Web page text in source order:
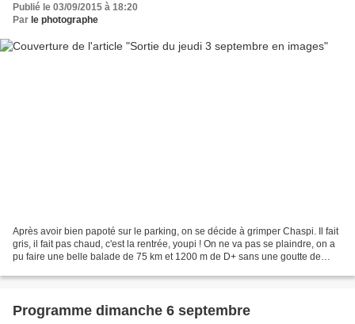
Publié le 03/09/2015 à 18:20
Par le photographe
Après avoir bien papoté sur le parking, on se décide à grimper Chaspi. Il fait
gris, il fait pas chaud, c'est la rentrée, youpi ! On ne va pas se plaindre, on a
pu faire une belle balade de 75 km et 1200 m de D+ sans une goutte de
Programme dimanche 6 septembre